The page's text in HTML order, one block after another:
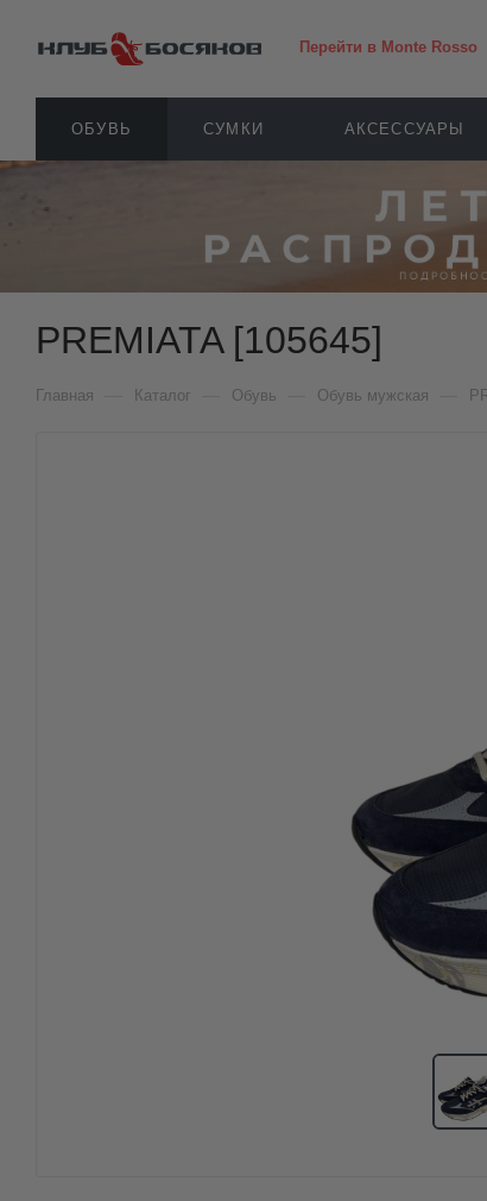
Перейти в Monte Rosso
ОБУВЬ СУМКИ АКСЕССУАРЫ
PREMIATA [105645]
Главная Каталог Обувь Обувь мужская